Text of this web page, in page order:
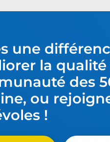
une
la qualité
des
ou
!